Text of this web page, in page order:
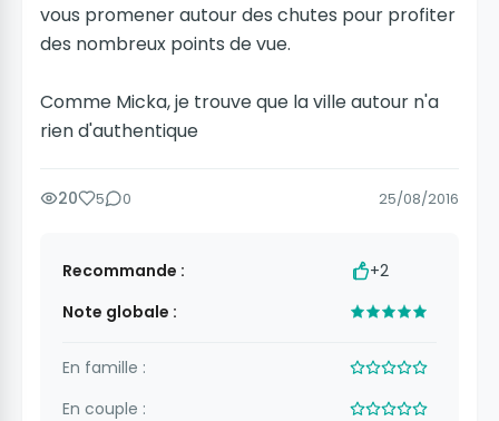
vous promener autour des chutes pour profiter
des nombreux points de vue.
Comme Micka, je trouve que la ville autour n'a
rien d'authentique
20 5 0 25/08/2016
Recommande :
+2
Note globale :
En famille :
En couple :